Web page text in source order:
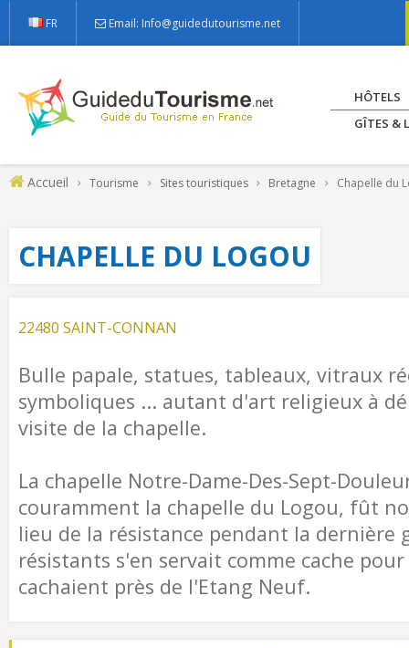
FR Email: Info@guidedutourisme.net
HÔTELS
GÎTES &
Accueil Tourisme Sites touristiques Bretagne Chapelle du
CHAPELLE DU LOGOU
22480 SAINT-CONNAN
Bulle papale, statues, tableaux, vitraux
symboliques ... autant d'art religieux à
visite de la chapelle.
La chapelle Notre-Dame-Des-Sept-
couramment la chapelle du Logou, fût
lieu de la résistance pendant la dernière
résistants s'en servait comme cache
cachaient près de l'Etang Neuf.